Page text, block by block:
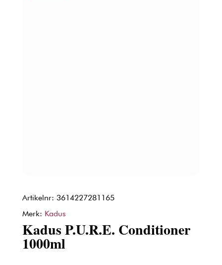
Artikelnr: 3614227281165
Merk: Kadus
Kadus P.U.R.E. Conditioner
1000ml